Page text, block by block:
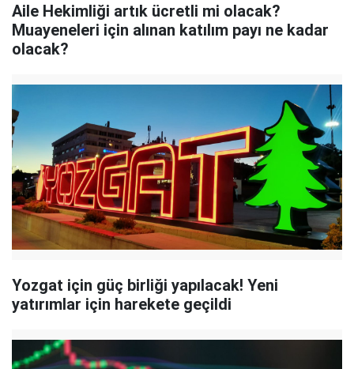
Aile Hekimliği artık ücretli mi olacak?
Muayeneleri için alınan katılım payı ne kadar
olacak?
Yozgat için güç birliği yapılacak! Yeni
yatırımlar için harekete geçildi